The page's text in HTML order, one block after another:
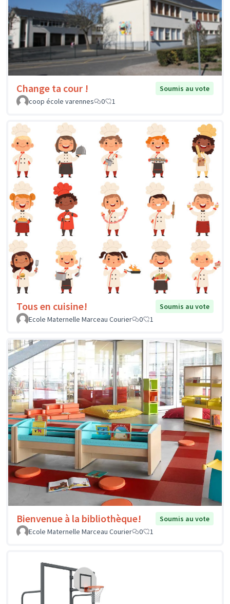
Change ta cour !
Soumis au vote
coop école varennes
0 1
Tous en cuisine!
Soumis au vote
Ecole Maternelle Marceau Courier
0 1
Bienvenue à la bibliothèque!
Soumis au vote
Ecole Maternelle Marceau Courier
0 1